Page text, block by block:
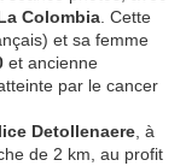
Colombia . Cette
et sa femme
et ancienne
par le cancer
Detollenaere , à
de 2 km, au profit